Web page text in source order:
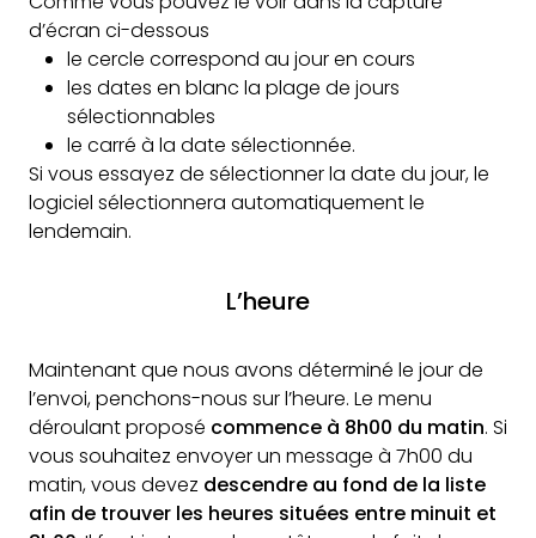
d’écran ci-dessous
le cercle correspond au jour en cours
les dates en blanc la plage de jours
sélectionnables
le carré à la date sélectionnée.
Si vous essayez de sélectionner la date du jour, le
logiciel sélectionnera automatiquement le
lendemain.
L’heure
Maintenant que nous avons déterminé le jour de
l’envoi, penchons-nous sur l’heure. Le menu
déroulant proposé commence à 8h00 du matin. Si
vous souhaitez envoyer un message à 7h00 du
matin, vous devez descendre au fond de la liste
afin de trouver les heures situées entre minuit et